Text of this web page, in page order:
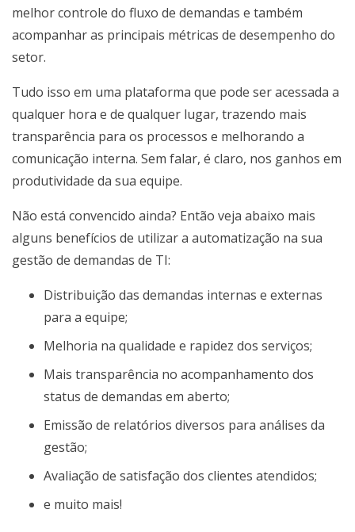
melhor controle do fluxo de demandas e também
acompanhar as principais métricas de desempenho do
setor.
Tudo isso em uma plataforma que pode ser acessada a
qualquer hora e de qualquer lugar, trazendo mais
transparência para os processos e melhorando a
comunicação interna. Sem falar, é claro, nos ganhos em
produtividade da sua equipe.
Não está convencido ainda? Então veja abaixo mais
alguns benefícios de utilizar a automatização na sua
gestão de demandas de TI:
Distribuição das demandas internas e externas
para a equipe;
Melhoria na qualidade e rapidez dos serviços;
Mais transparência no acompanhamento dos
status de demandas em aberto;
Emissão de relatórios diversos para análises da
gestão;
Avaliação de satisfação dos clientes atendidos;
e muito mais!